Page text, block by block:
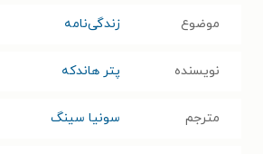
موضوع زندگی‌نامه
نویسنده پتر هاندکه
مترجم سونیا سینگ